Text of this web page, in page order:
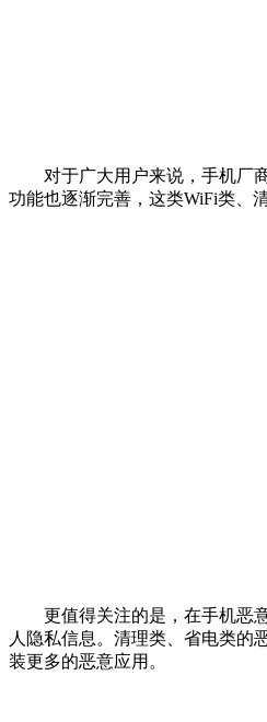
对于广大用户来说，手机厂
功能也逐渐完善，这类WiFi类、
更值得关注的是，在手机恶
人隐私信息。清理类、省电类的
装更多的恶意应用。